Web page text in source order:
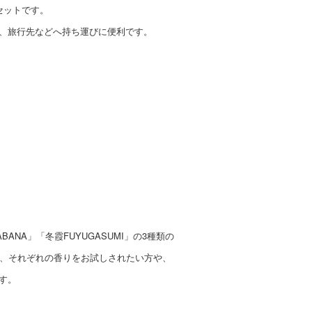
トです。
行先などへ持ち運びに便利です。
」「冬霞FUYUGASUMI」の3種類の
それぞれの香りをお試しされたい方や、